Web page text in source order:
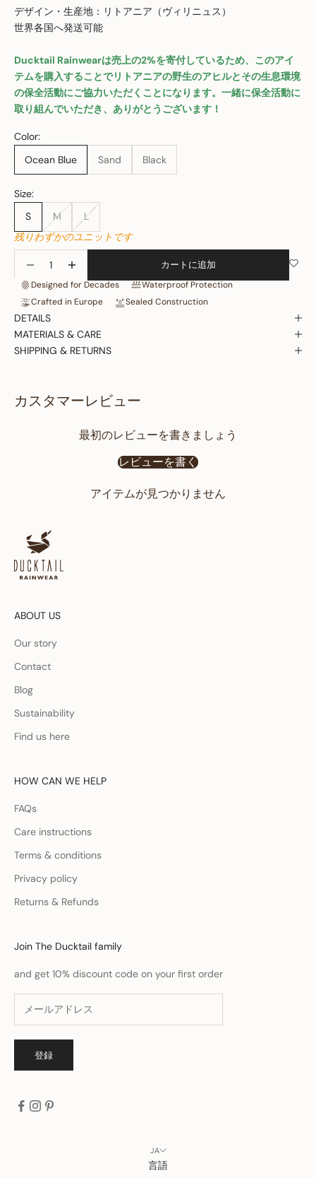
デザイン・生産地：リトアニア（ヴィリニュス）
世界各国へ発送可能
Ducktail Rainwearは売上の2%を寄付しているため、このアイ
テムを購入することでリトアニアの野生のアヒルとその生息環境
の保全活動にご協力いただくことになります。一緒に保全活動に
取り組んでいただき、ありがとうございます！
Color:
Ocean Blue
Sand Black
Size:
S
M
L
残りわずかのユニットです
カートに追加
Designed for Decades
Waterproof Protection
Crafted in Europe
Sealed Construction
DETAILS
MATERIALS & CARE
SHIPPING & RETURNS
カスタマーレビュー
最初のレビューを書きましょう
レビューを書く
アイテムが見つかりません
ABOUT US
Our story
Contact
Blog
Sustainability
Find us here
HOW CAN WE HELP
FAQs
Care instructions
Terms & conditions
Privacy policy
Returns & Refunds
Join The Ducktail family
and get 10% discount code on your first order
登録
JA
言語